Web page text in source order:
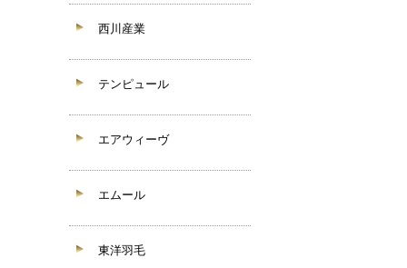
西川産業
テンピュール
エアウィーヴ
エムール
東洋羽毛